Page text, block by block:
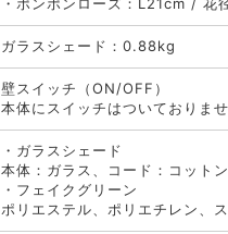
ガラスシェード：0.88kg
壁スイッチ（ON/OFF）
本体にスイッチはついておりま
・ガラスシェード
本体：ガラス、コード：コット
・フェイクグリーン
ポリエステル、ポリエチレン、